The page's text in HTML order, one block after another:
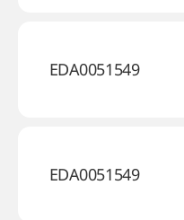
EDA0051549
EDA0051549